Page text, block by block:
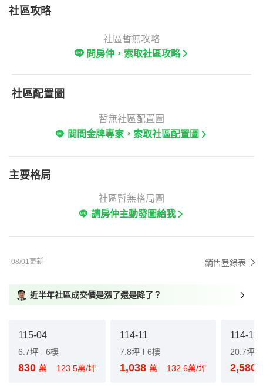
社區攻略
社區暫無攻略
問房仲，索取社區攻略
社區配置圖
暫無社區配置圖
問問金牌專家，索取社區配置圖
主要格局
社區暫無格局圖
請房仲主動發圖給我
08/01更新 銷售登錄表
近半年社區成交價是漲了還是降了？
115-04
6.7坪 6樓
830 萬 123.5萬/坪
114-11
7.8坪 6樓
1,038 萬 132.6萬/坪
114-11
20.7坪
2,580